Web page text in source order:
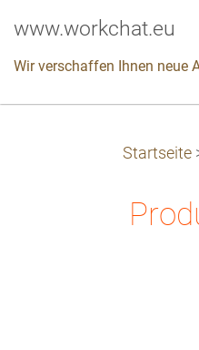
www.workchat.eu
Wir verschaffen Ihnen neue
Startseite